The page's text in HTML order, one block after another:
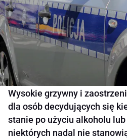
Wysokie grzywny i
dla osób decydujących się
stanie po użyciu alkoholu
niektórych nadal nie